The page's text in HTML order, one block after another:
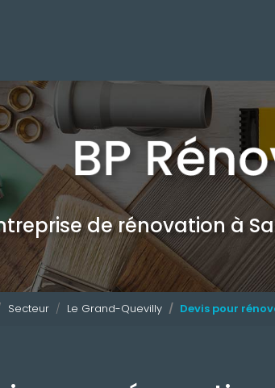
de rénovationà
Secteur Le Grand-Quevilly Devis pour